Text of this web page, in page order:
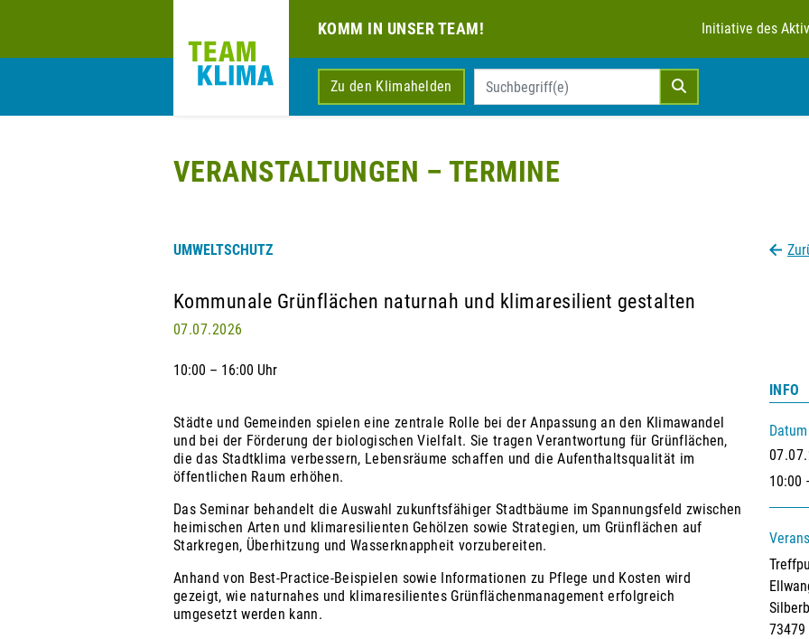
KOMM IN UNSER TEAM! Initiative des
Zu den Klimahelden
VERANSTALTUNGEN – TERMINE
UMWELTSCHUTZ
Kommunale Grünflächen naturnah und klimaresilient gestalten
07.07.2026
10:00 – 16:00 Uhr
Städte und Gemeinden spielen eine zentrale Rolle bei der Anpassung an den Klimawandel
und bei der Förderung der biologischen Vielfalt. Sie tragen Verantwortung für Grünflächen,
die das Stadtklima verbessern, Lebensräume schaffen und die Aufenthaltsqualität im
öffentlichen Raum erhöhen.
Das Seminar behandelt die Auswahl zukunftsfähiger Stadtbäume im Spannungsfeld zwischen
heimischen Arten und klimaresilienten Gehölzen sowie Strategien, um Grünflächen auf
Starkregen, Überhitzung und Wasserknappheit vorzubereiten.
Anhand von Best-Practice-Beispielen sowie Informationen zu Pflege und Kosten wird
gezeigt, wie naturnahes und klimaresilientes Grünflächenmanagement erfolgreich
umgesetzt werden kann.
INFO
Datum
10:00
73479